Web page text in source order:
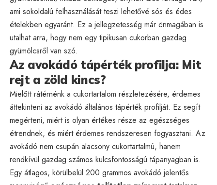
ami sokoldalú felhasználását teszi lehetővé sós és édes
ételekben egyaránt. Ez a jellegzetesség már önmagában is
utalhat arra, hogy nem egy tipikusan cukorban gazdag
gyümölcsről van szó.
Az avokádó tápérték profilja: Mit
rejt a zöld kincs?
Mielőtt rátérnénk a cukortartalom részletezésére, érdemes
áttekinteni az avokádó általános tápérték profilját. Ez segít
megérteni, miért is olyan értékes része az egészséges
étrendnek, és miért érdemes rendszeresen fogyasztani. Az
avokádó nem csupán alacsony cukortartalmú, hanem
rendkívül gazdag számos kulcsfontosságú tápanyagban is.
Egy átlagos, körülbelül 200 grammos avokádó jelentős